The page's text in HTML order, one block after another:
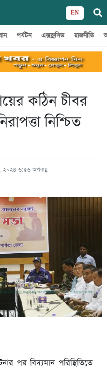
EN
পর্যটন এক্সক্লুসিভ রাজনীতি
কঠিন চীবর
নিশ্চিত
২০২৪ ৬:৫৬ অপরাহ্ণ
পর বিদ্যমান পরিস্থিতিতে